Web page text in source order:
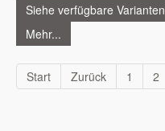
Siehe verfügbare Varianten
Mehr...
Start Zurück 1 2